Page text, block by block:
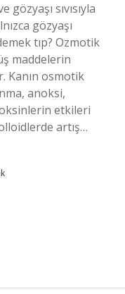
sıvısıyla
gözyaşı
tıp? Ozmotik
maddelerin
Kanın osmotik
anoksi,
etkileri
artış…